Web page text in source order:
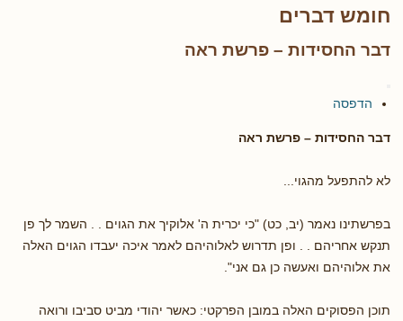
חומש דברים
דבר החסידות – פרשת ראה
הדפסה
דבר החסידות – פרשת ראה
לא להתפעל מהגוי...
בפרשתינו נאמר (יב, כט) "כי יכרית ה' אלוקיך את הגוים . . השמר לך פן
תנקש אחריהם . . ופן תדרוש לאלוהיהם לאמר איכה יעבדו הגוים האלה
את אלוהיהם ואעשה כן גם אני".
תוכן הפסוקים האלה במובן הפרקטי: כאשר יהודי מביט סביבו ורואה